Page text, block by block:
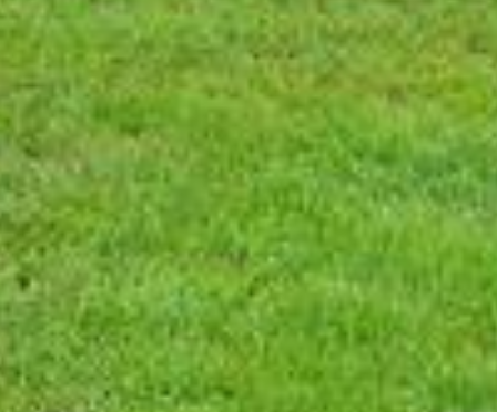
Nach oben
Newsportal-Services
Themen von A-Z
Leserbrief einreichen Tipps an die
Redaktion Redaktions-Team
Weitere Angebote
E-Paper
Radio GrischaTV Südostschweiz
Südostschweiz
Südostschweiz Jobs RSS
Verlag
FAQ zum Abo
Kontakt Kundenservice
AboABOPLUS SOMEDIA Arbeiten bei SOMEDIA
Digitale